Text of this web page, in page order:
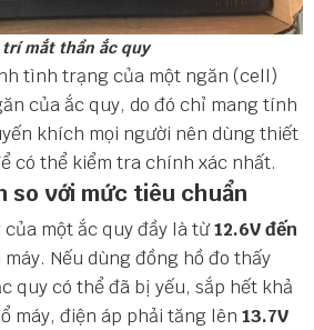
trí mắt thần ắc quy
tình trạng của một ngăn (cell)
của ắc quy, do đó chỉ mang tính
khích mọi người nên dùng thiết
có thể kiểm tra chính xác nhất.
so với mức tiêu chuẩn
một ắc quy đầy là từ12.6V đến
Nếu dùng đồng hồ đo thấy
quy có thể đã bị yếu, sắp hết khả
máy, điện áp phải tăng lên 13.7V